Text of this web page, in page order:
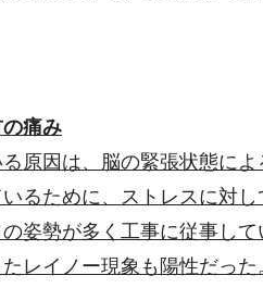
痛み
原因は、脳の緊張状態に
るために、ストレスに対
姿勢が多く工事に従事し
レイノー現象も陽性だっ